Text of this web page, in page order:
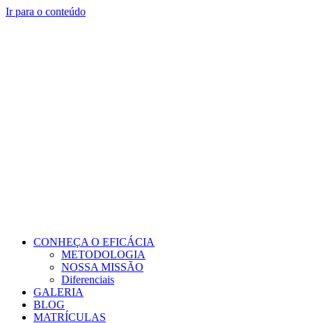
Ir para o conteúdo
CONHEÇA O EFICÁCIA
METODOLOGIA
NOSSA MISSÃO
Diferenciais
GALERIA
BLOG
MATRÍCULAS